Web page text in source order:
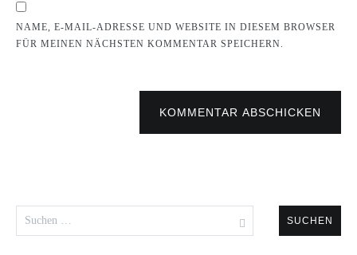
NAME, E-MAIL-ADRESSE UND WEBSITE IN DIESEM BROWSER
FÜR MEINEN NÄCHSTEN KOMMENTAR SPEICHERN.
KOMMENTAR ABSCHICKEN
nach: